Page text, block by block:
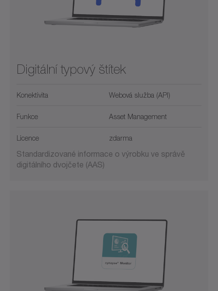
Digitální typový štítek
Konektivita Webová služba (API)
Funkce Asset Management
Licence zdarma
Standardizované informace o výrobku ve správě
digitálního dvojčete (AAS)